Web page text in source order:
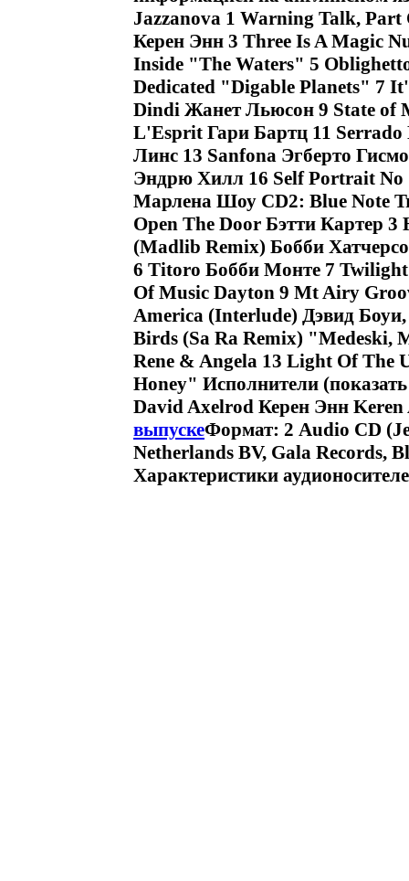
Jazzanova 1 Warning Talk, Part
Керен Энн 3 Three Is A Magic
Inside "The Waters" 5
Dedicated "Digable Planets" 7
Dindi Жанет Льюсон 9 State of
L'Esprit Гари Бартц 11
Линс 13 Sanfona Эгберто
Эндрю Хилл 16 Self Portrait No
Марлена Шоу CD2: Blue Note
Open The Door Бэтти Картер
(Madlib Remix) Бобби
6 Titoro Бобби Монте 7
Of Music Dayton 9 Mt Airy
America (Interlude) Дэвид
Birds (Sa Ra Remix) "Medeski,
Rene & Angela 13 Light Of The
Honey" Исполнители
David Axelrod Керен Энн
выпускеФормат: 2 Audio CD
Netherlands BV, Gala Records,
Характеристики